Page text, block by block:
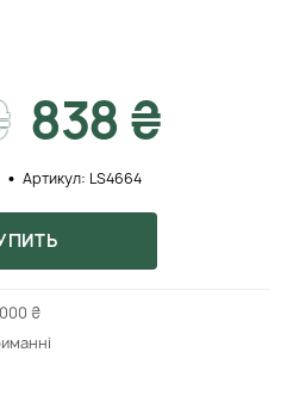
838 ₴
Артикул: LS4664
₴